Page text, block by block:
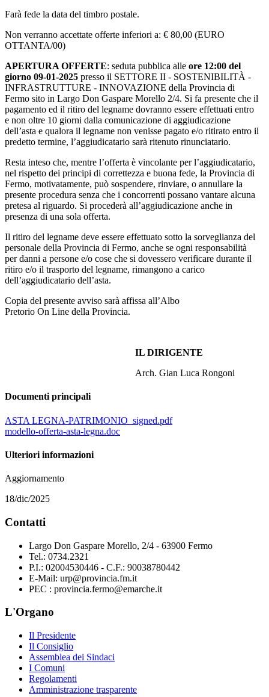
Farà fede la data del timbro postale.
Non verranno accettate offerte inferiori a: € 80,00 (EURO
OTTANTA/00)
APERTURA OFFERTE: seduta pubblica alle ore 12:00 del
giorno 09-01-2025 presso il SETTORE II - SOSTENIBILITÀ -
INFRASTRUTTURE - INNOVAZIONE della Provincia di
Fermo sito in Largo Don Gaspare Morello 2/4. Si fa presente che il
pagamento ed il ritiro del legname dovranno essere effettuati entro
e non oltre 10 giorni dalla comunicazione di aggiudicazione
dell’asta e qualora il legname non venisse pagato e/o ritirato entro il
predetto termine, l’aggiudicatario sarà ritenuto rinunciatario.
Resta inteso che, mentre l’offerta è vincolante per l’aggiudicatario,
nel rispetto dei principi di correttezza e buona fede, la Provincia di
Fermo, motivatamente, può sospendere, rinviare, o annullare la
presente procedura senza che i concorrenti possano vantare alcuna
pretesa al riguardo. Si procederà all’aggiudicazione anche in
presenza di una sola offerta.
Il ritiro del legname deve essere effettuato sotto la sorveglianza del
personale della Provincia di Fermo, anche se ogni responsabilità
per danni a persone e/o cose che si dovessero verificare durante il
ritiro e/o il trasporto del legname, rimangono a carico
dell’aggiudicatario dell’asta.
Copia del presente avviso sarà affissa all’Albo
Pretorio On Line della Provincia.
IL DIRIGENTE
Arch. Gian Luca Rongoni
Documenti principali
ASTA LEGNA-PATRIMONIO_signed.pdf
modello-offerta-asta-legna.doc
Ulteriori informazioni
Aggiornamento
18/dic/2025
Contatti
Largo Don Gaspare Morello, 2/4 - 63900 Fermo
Tel.: 0734.2321
P.I.: 02004530446 - C.F.: 90038780442
E-Mail: urp@provincia.fm.it
PEC : provincia.fermo@emarche.it
L'Organo
Il Presidente
Il Consiglio
Assemblea dei Sindaci
I Comuni
Regolamenti
Amministrazione trasparente